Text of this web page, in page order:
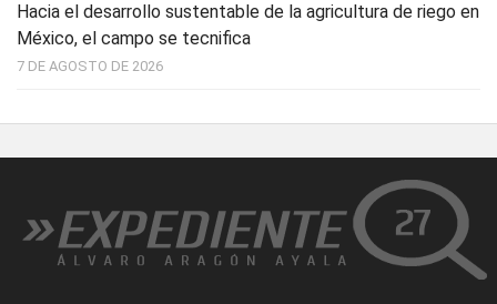
Hacia el desarrollo sustentable de la agricultura de riego en
México, el campo se tecnifica
7 DE AGOSTO DE 2026